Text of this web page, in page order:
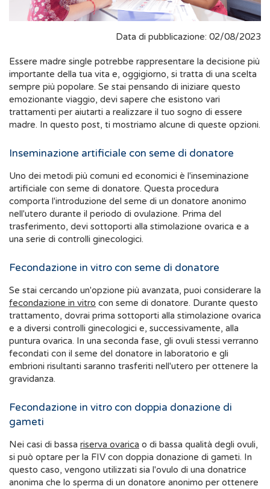
Data di pubblicazione: 02/08/2023
Essere madre single potrebbe rappresentare la decisione più
importante della tua vita e, oggigiorno, si tratta di una scelta
sempre più popolare. Se stai pensando di iniziare questo
emozionante viaggio, devi sapere che esistono vari
trattamenti per aiutarti a realizzare il tuo sogno di essere
madre. In questo post, ti mostriamo alcune di queste opzioni.
Inseminazione artificiale con seme di donatore
Uno dei metodi più comuni ed economici è l'inseminazione
artificiale con seme di donatore. Questa procedura
comporta l'introduzione del seme di un donatore anonimo
nell'utero durante il periodo di ovulazione. Prima del
trasferimento, devi sottoporti alla stimolazione ovarica e a
una serie di controlli ginecologici.
Fecondazione in vitro con seme di donatore
Se stai cercando un'opzione più avanzata, puoi considerare la
fecondazione in vitro
trattamento, dovrai prima sottoporti alla stimolazione ovarica
e a diversi controlli ginecologici e, successivamente, alla
puntura ovarica. In una seconda fase, gli ovuli stessi verranno
fecondati con il seme del donatore in laboratorio e gli
embrioni risultanti saranno trasferiti nell'utero per ottenere la
gravidanza.
Fecondazione in vitro con doppia donazione di
gameti
Nei casi di bassa riserva ovarica
si può optare per la FIV con doppia donazione di gameti. In
questo caso, vengono utilizzati sia l'ovulo di una donatrice
anonima che lo sperma di un donatore anonimo per ottenere